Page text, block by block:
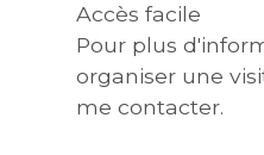
Accès facile
Pour plus
organiser une
me contacter.